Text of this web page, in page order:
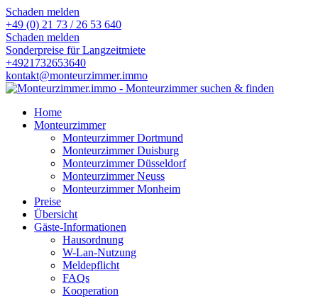
Schaden melden
+49 (0) 21 73 / 26 53 640
Schaden melden
Sonderpreise für Langzeitmiete
+4921732653640
kontakt@monteurzimmer.immo
Home
Monteurzimmer
Monteurzimmer Dortmund
Monteurzimmer Duisburg
Monteurzimmer Düsseldorf
Monteurzimmer Neuss
Monteurzimmer Monheim
Preise
Übersicht
Gäste-Informationen
Hausordnung
W-Lan-Nutzung
Meldepflicht
FAQs
Kooperation